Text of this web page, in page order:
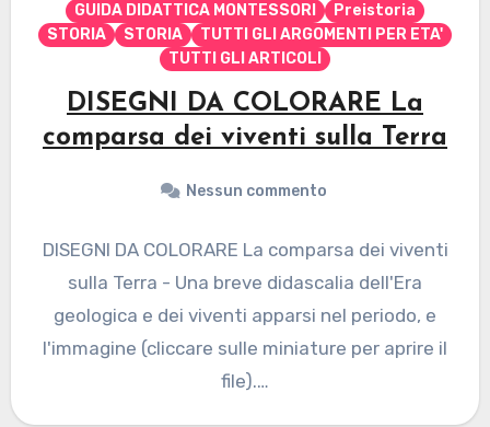
GUIDA DIDATTICA MONTESSORI
Preistoria
STORIA
STORIA
TUTTI GLI ARGOMENTI PER ETA'
TUTTI GLI ARTICOLI
DISEGNI DA COLORARE La
comparsa dei viventi sulla Terra
Nessun commento
DISEGNI DA COLORARE La comparsa dei viventi
sulla Terra - Una breve didascalia dell'Era
geologica e dei viventi apparsi nel periodo, e
l'immagine (cliccare sulle miniature per aprire il
file).…